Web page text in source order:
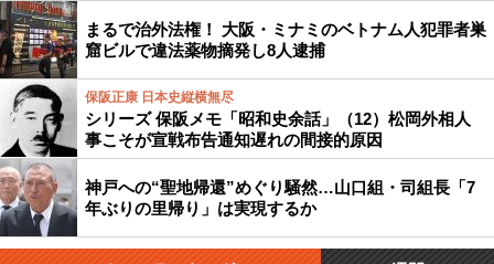
まるで治外法権！ 大阪・ミナミのベトナム人犯罪者巣
窟ビルで違法薬物摘発し8人逮捕
保阪正康 日本史縦横無尽
シリーズ 保阪メモ「昭和史余話」（12）松岡外相人
事こそが宣戦布告通知遅れの間接的原因
神戸への“聖地帰還”めぐり騒然…山口組・司組長「7
年ぶりの里帰り」は実現するか